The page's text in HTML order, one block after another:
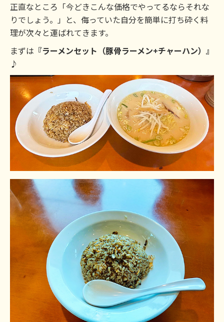
正直なところ「今どきこんな価格でやってるならそれな
りでしょう。」と、侮っていた自分を簡単に打ち砕く料
理が次々と運ばれてきます。
まずは 『ラーメンセット（豚骨ラーメン+チャーハン）』
♪